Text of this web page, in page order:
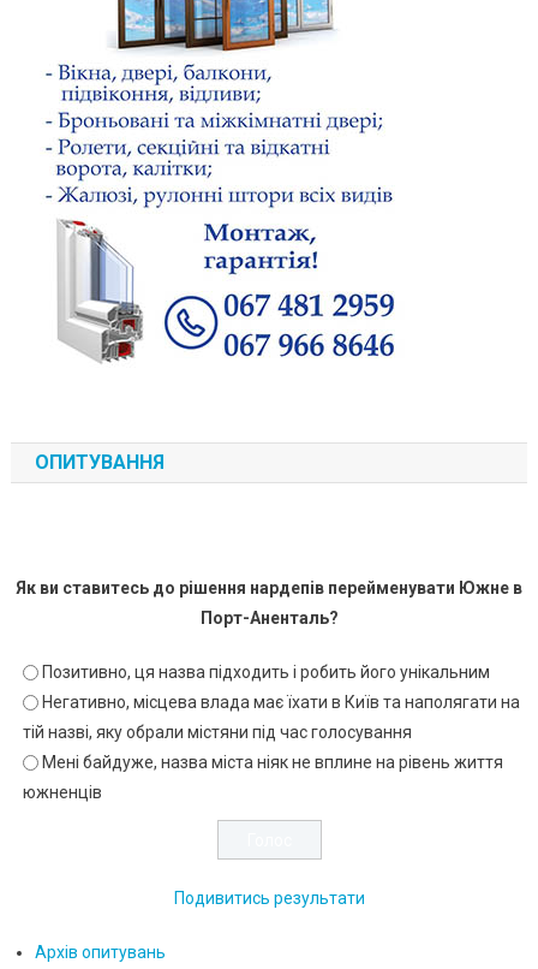
ОПИТУВАННЯ
Як ви ставитесь до рішення нардепів перейменувати Южне в
Порт-Аненталь?
Позитивно, ця назва підходить і робить його унікальним
Негативно, місцева влада має їхати в Київ та наполягати на
тій назві, яку обрали містяни під час голосування
Мені байдуже, назва міста ніяк не вплине на рівень життя
южненців
Подивитись результати
Архів опитувань